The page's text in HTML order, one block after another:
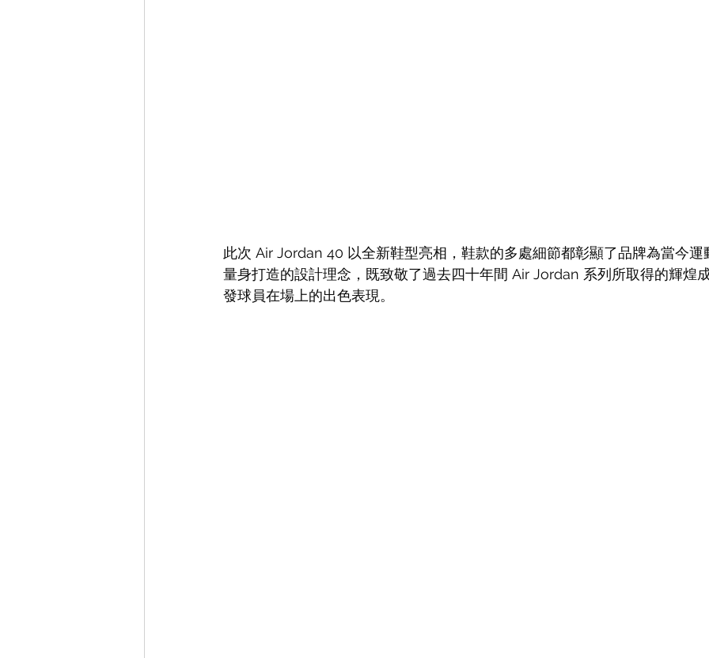
此次 Air Jordan 40 以全新鞋型亮相，鞋款的多處細節都彰顯了品牌為當今運
量身打造的設計理念，既致敬了過去四十年間 Air Jordan 系列所取得的輝煌
發球員在場上的出色表現。